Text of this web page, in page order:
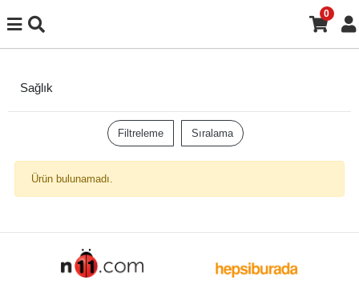
0
Sağlık
Filtreleme Sıralama
Ürün bulunamadı.